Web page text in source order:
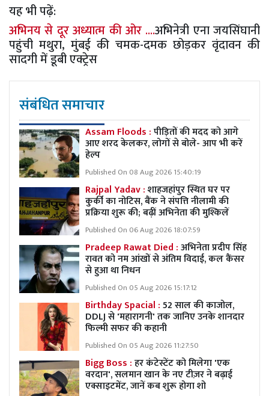
यह भी पढ़ें:
अभिनय से दूर अध्यात्म की ओर ....अभिनेत्री एना जयसिंघानी
पहुंची मथुरा, मुंबई की चमक-दमक छोड़कर वृंदावन की
सादगी में डूबी एक्ट्रेस
संबंधित समाचार
Assam Floods :पीड़ितों की मदद को आगे
आए शरद केलकर, लोगों से बोले- आप भी करें
हेल्प
Published On 08 Aug 2026 15:40:19
Rajpal Yadav :शाहजहांपुर स्थित घर पर
कुर्की का नोटिस, बैंक ने संपत्ति नीलामी की
प्रक्रिया शुरू की; बढ़ीं अभिनेता की मुश्किलें
Published On 06 Aug 2026 18:07:59
Pradeep Rawat Died :अभिनेता प्रदीप सिंह
रावत को नम आंखों से अंतिम विदाई, कल कैंसर
से हुआ था निधन
Published On 05 Aug 2026 15:17:12
Birthday Spacial :52 साल की काजोल,
DDLJ से 'महारागनी' तक जानिए उनके शानदार
फिल्मी सफर की कहानी
Published On 05 Aug 2026 11:27:50
Bigg Boss :हर कंटेस्टेंट को मिलेगा 'एक
वरदान', सलमान खान के नए टीज़र ने बढ़ाई
एक्साइटमेंट, जानें कब शुरू होगा शो